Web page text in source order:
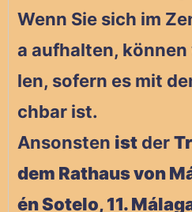
Wenn Sie sich im
a aufhalten,
len, sofern es mit
chbar ist.
Ansonsten ist der
dem Rathaus von
én Sotelo, 11.